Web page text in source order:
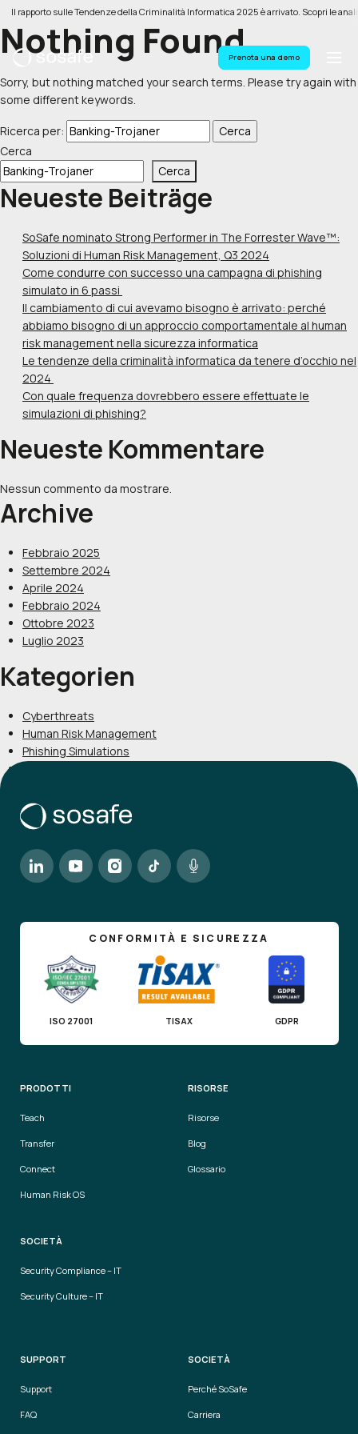
Il rapporto sulle Tendenze della Criminalità Informatica 2025 è arrivato. Scopri le
Prenota una demo
Nothing Found
Sorry, but nothing matched your search terms. Please try again with
some different keywords.
Ricerca per:
Cerca
Cerca
Neueste Beiträge
SoSafe nominato Strong Performer in The Forrester Wave™:
Soluzioni di Human Risk Management, Q3 2024
Come condurre con successo una campagna di phishing
simulato in 6 passi
Il cambiamento di cui avevamo bisogno è arrivato: perché
abbiamo bisogno di un approccio comportamentale al human
risk management nella sicurezza informatica
Le tendenze della criminalità informatica da tenere d’occhio nel
2024
Con quale frequenza dovrebbero essere effettuate le
simulazioni di phishing?
Neueste Kommentare
Nessun commento da mostrare.
Archive
Febbraio 2025
Settembre 2024
Aprile 2024
Febbraio 2024
Ottobre 2023
Luglio 2023
Kategorien
Cyberthreats
Human Risk Management
Phishing Simulations
CONFORMITÀ E SICUREZZA
ISO 27001 TISAX GDPR
PRODOTTI
Teach
Transfer
Connect
Human Risk OS
SOCIETÀ
Security Compliance – IT
Security Culture – IT
RISORSE
Risorse
Blog
Glossario
SUPPORT
Support
FAQ
SOCIETÀ
Perché SoSafe
Carriera